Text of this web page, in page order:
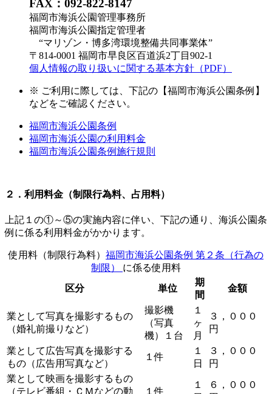
FAX：092-822-8147
福岡市海浜公園管理事務所
福岡市海浜公園指定管理者
“マリゾン・博多湾環境整備共同事業体”
〒814-0001 福岡市早良区百道浜2丁目902-1
個人情報の取り扱いに関する基本方針（PDF）
※ ご利用に際しては、下記の【福岡市海浜公園条例】
などをご確認ください。
福岡市海浜公園条例
福岡市海浜公園の利用料金
福岡市海浜公園条例施行規則
２．利用料金（制限行為料、占用料）
上記１の①～⑤の実施内容に伴い、下記の通り、海浜公園条
例に係る利用料金がかかります。
使用料（制限行為料） 福岡市海浜公園条例 第２条（行為の
制限） に係る使用料
区分
単位
期
間
金額
業として写真を撮影するもの
（婚礼前撮りなど）
撮影機
（写真
機）
１台
１
ヶ
月
３，０００
円
業として広告写真を撮影する
もの（広告用写真など）
１件
１
日
３，０００
円
業として映画を撮影するもの
（テレビ番組・ＣＭなどの動
１件
１
６，０００